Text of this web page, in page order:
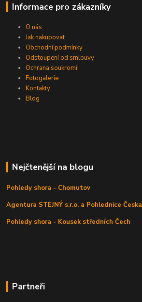
Informace pro zákazníky
O nás
Jak nakupovat
Obchodní podmínky
Odstoupení od smlouvy
Ochrana soukromí
Fotogalerie
Kontakty
Blog
Nejčtenější na blogu
Pohledy shora - Chomutov
Agentura STEJNÝ s.r.o. a Pohlednice Česka
Pohledy shora - Kousek středních Čech
Partneři